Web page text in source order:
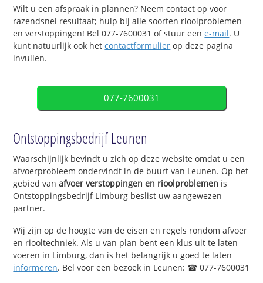
Wilt u een afspraak in plannen? Neem contact op voor
razendsnel resultaat; hulp bij alle soorten rioolproblemen
en verstoppingen! Bel 077-7600031 of stuur eene-mail. U
kunt natuurlijk ook hetcontactformulier op deze pagina
invullen.
077-7600031
Ontstoppingsbedrijf Leunen
Waarschijnlijk bevindt u zich op deze website omdat u een
afvoerprobleem ondervindt in de buurt van Leunen. Op het
gebied vanafvoer verstoppingen en rioolproblemen is
Ontstoppingsbedrijf Limburg beslist uw aangewezen
partner.
Wij zijn op de hoogte van de eisen en regels rondom afvoer
en riooltechniek. Als u van plan bent een klus uit te laten
voeren in Limburg, dan is het belangrijk u goed te laten
informeren. Bel voor een bezoek in Leunen: ☎ 077-7600031